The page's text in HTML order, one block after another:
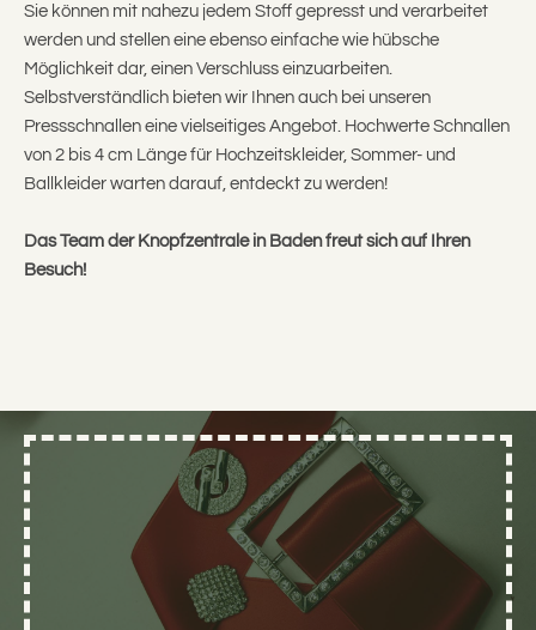
Sie können mit nahezu jedem Stoff gepresst und verarbeitet
werden und stellen eine ebenso einfache wie hübsche
Möglichkeit dar, einen Verschluss einzuarbeiten.
Selbstverständlich bieten wir Ihnen auch bei unseren
Pressschnallen eine vielseitiges Angebot. Hochwerte Schnallen
von 2 bis 4 cm Länge für Hochzeitskleider, Sommer- und
Ballkleider warten darauf, entdeckt zu werden!
Das Team der Knopfzentrale in Baden freut sich auf Ihren
Besuch!